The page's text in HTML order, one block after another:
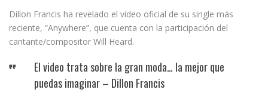
Dillon Francis ha revelado el video oficial de su single más
reciente, “Anywhere”, que cuenta con la participación del
cantante/compositor Will Heard.
El video trata sobre la gran moda… la mejor que
puedas imaginar – Dillon Francis